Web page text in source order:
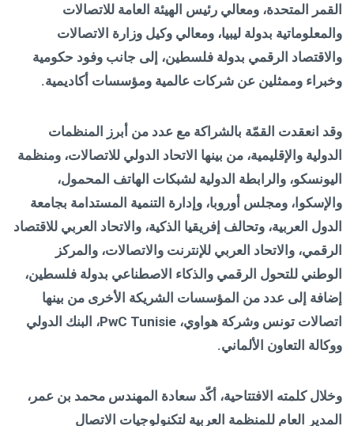
القمر المتحدة، ومعالي رئيس الهيئة العامة للاتصالات
والمعلوماتية بدولة ليبيا، ومعالي وكيل وزارة الاتصالات
والاقتصاد الرقمي بدولة فلسطين، إلى جانب وفود حكومية
وخبراء وممثلين عن شركات عالمية ومؤسسات أكاديمية.
وقد انعقدت القمّة بالشراكة مع عدد من أبرز المنظمات
الدولية والإقليمية، من بينها الاتحاد الدولي للاتصالات، ومنظمة
اليونسكو، والرابطة الدولية لشبكات الهاتف المحمول،
والإسكوا، ومجلس أوروبا، وإدارة التنمية المستدامة بجامعة
الدول العربية، وتحالف إفريقيا الذكية، والاتحاد العربي للاقتصاد
الرقمي، والاتحاد العربي للإنترنت والاتصالات، والمركز
الوطني للتحول الرقمي والذكاء الاصطناعي بدولة فلسطين،
إضافة إلى عدد من المؤسسات الشريكة الأخرى من بينها
اتصالات تونس وشركة هواوي، PwC Tunisie، البنك الدولي
ووكالة التعاون الألماني.
وخلال كلمته الافتتاحية، أكّد سعادة المهندس محمد بن عمر،
المدير العام للمنظمة العربية لتكنولوجيات الاتصال